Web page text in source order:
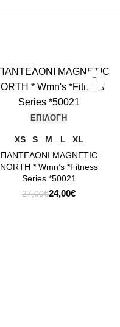
ΕΠΙΛΟΓΉ
XS S M L
XL
ΠΑΝΤΕΛΟΝΙ MAGNETIC
NORTH * Wmn’s *Fitness
Series *50021
27,00€Original
24,00€Η